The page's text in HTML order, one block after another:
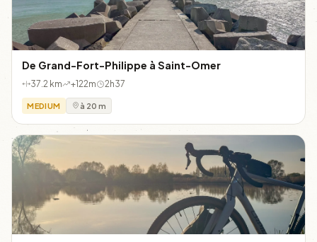
De Grand-Fort-Philippe à Saint-Omer
37.2 km +122m 2h37
MEDIUM à 20 m